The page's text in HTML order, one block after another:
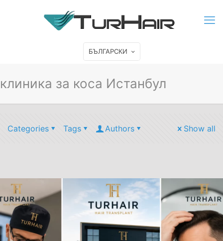
БЪЛГАРСКИ
клиника за коса Истанбул
Categories Tags Authors Show all